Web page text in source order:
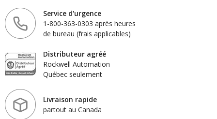
Service d'urgence
1-800-363-0303 après heures
de bureau (frais applicables)
Distributeur agréé
Rockwell Automation
Québec seulement
Livraison rapide
partout au Canada